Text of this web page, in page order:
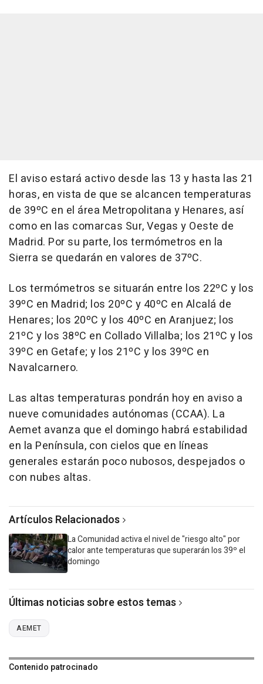
El aviso estará activo desde las 13 y hasta las 21
horas, en vista de que se alcancen temperaturas
de 39ºC en el área Metropolitana y Henares, así
como en las comarcas Sur, Vegas y Oeste de
Madrid. Por su parte, los termómetros en la
Sierra se quedarán en valores de 37ºC.
Los termómetros se situarán entre los 22ºC y los
39ºC en Madrid; los 20ºC y 40ºC en Alcalá de
Henares; los 20ºC y los 40ºC en Aranjuez; los
21ºC y los 38ºC en Collado Villalba; los 21ºC y los
39ºC en Getafe; y los 21ºC y los 39ºC en
Navalcarnero.
Las altas temperaturas pondrán hoy en aviso a
nueve comunidades autónomas (CCAA). La
Aemet avanza que el domingo habrá estabilidad
en la Península, con cielos que en líneas
generales estarán poco nubosos, despejados o
con nubes altas.
Artículos Relacionados
La Comunidad activa el nivel de "riesgo alto" por
calor ante temperaturas que superarán los 39º el
domingo
Últimas noticias sobre estos temas
AEMET
Contenido patrocinado